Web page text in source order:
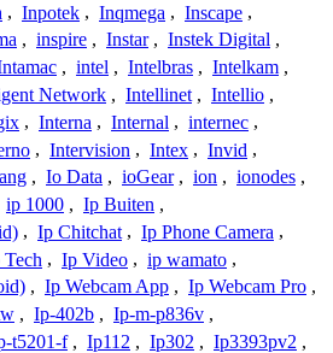
, Inpotek , Inqmega , Inscape ,
, inspire , Instar , Instek Digital ,
, intel , Intelbras , Intelkam ,
Network , Intellinet , Intellio ,
, Interna , Internal , internec ,
, Intervision , Intex , Invid ,
, Io Data , ioGear , ion , ionodes ,
ip 1000 , Ip Buiten ,
, Ip Chitchat , Ip Phone Camera ,
, Ip Video , ip wamato ,
, Ip Webcam App , Ip Webcam Pro ,
, Ip-402b , Ip-m-p836v ,
t5201-f , Ip112 , Ip302 , Ip3393pv2 ,